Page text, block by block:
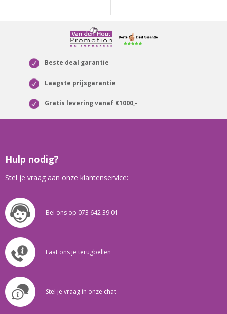
Beste deal garantie
Laagste prijsgarantie
Gratis levering vanaf €1000,-
Hulp nodig?
Stel je vraag aan onze klantenservice:
Bel ons op 073 642 39 01
Laat ons je terugbellen
Stel je vraag in onze chat